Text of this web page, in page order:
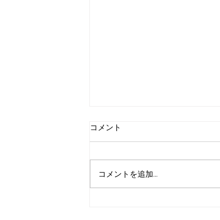
コメント
コメントを追加…